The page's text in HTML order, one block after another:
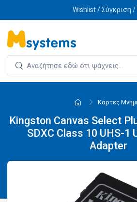
Wishlist / Σύγκριση /
Κάρτες
Kingston Canvas Select
SDXC Class 10 UHS-1
Adapter